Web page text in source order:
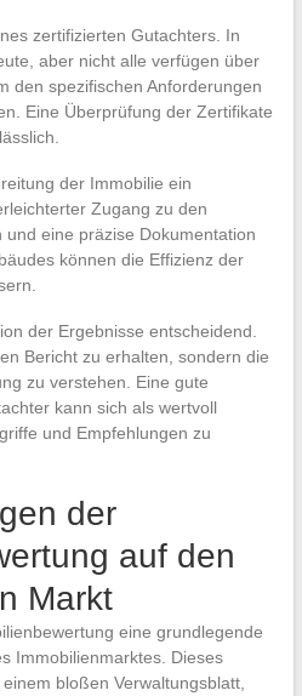
zertifizierten Gutachters. In
aber nicht alle verfügen über
den spezifischen Anforderungen
Eine Überprüfung der Zertifikate
der Immobilie ein
Zugang zu den
eine präzise Dokumentation
können die Effizienz der
der Ergebnisse entscheidend.
Bericht zu erhalten, sondern die
zu verstehen. Eine gute
kann sich als wertvoll
und Empfehlungen zu
der
auf den
Markt
eine grundlegende
Immobilienmarktes. Dieses
bloßen Verwaltungsblatt,